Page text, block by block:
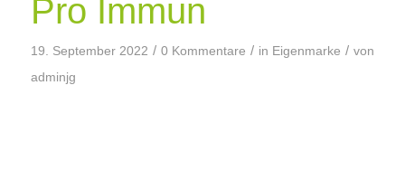
Pro Immun
19. September 2022 / 0 Kommentare / in Eigenmarke / von
adminjg